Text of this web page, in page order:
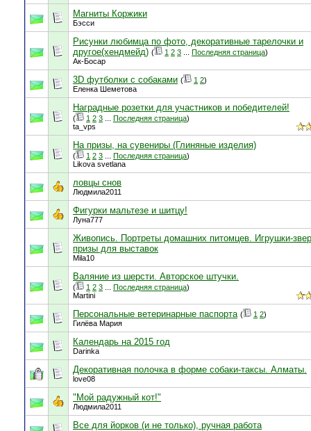
Магниты Коржики
Бэсси
Рисунки любимца по фото, декоративные тарелочки и
другое(хендмейд) ( 1 2 3 Последняя страница)
Ак-Босар
3D футболки с собаками ( 1 2)
Еленка Шеметова
Наградные розетки для участников и победителей!
( 1 2 3 Последняя страница)
ta_vps
На призы, на сувениры (Глиняные изделия)
( 1 2 3 Последняя страница)
Likova svetlana
ловцы снов
Людмила2011
Фигурки мальтезе и шитцу!
Луна777
Живопись. Портреты домашних питомцев. Игрушки-
призы для выставок
Mila10
Валяние из шерсти. Авторское штучки.
( 1 2 3 Последняя страница)
Martini
Персональные ветеринарные паспорта ( 1 2)
Гилёва Мария
Календарь на 2015 год
Darinka
Декоративная полочка в форме собаки-таксы. Алматы.
love08
"Мой радужный кот!"
Людмила2011
Все для йорков (и не только), ручная работа